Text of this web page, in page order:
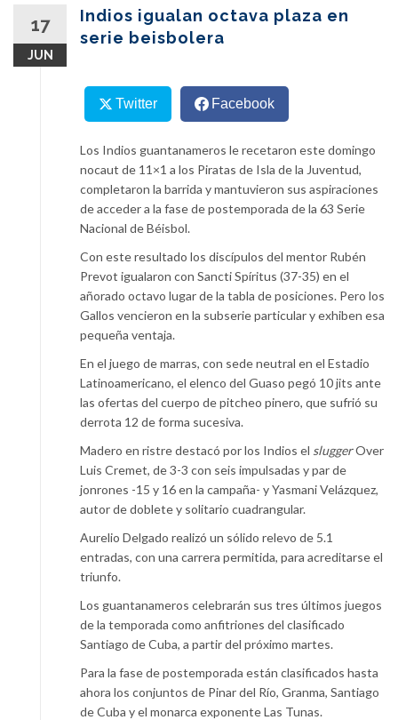
17
JUN
Indios igualan octava plaza en
serie beisbolera
Twitter Facebook
Los Indios guantanameros le recetaron este domingo
nocaut de 11×1 a los Piratas de Isla de la Juventud,
completaron la barrida y mantuvieron sus aspiraciones
de acceder a la fase de postemporada de la 63 Serie
Nacional de Béisbol.
Con este resultado los discípulos del mentor Rubén
Prevot igualaron con Sancti Spíritus (37-35) en el
añorado octavo lugar de la tabla de posiciones. Pero los
Gallos vencieron en la subserie particular y exhiben esa
pequeña ventaja.
En el juego de marras, con sede neutral en el Estadio
Latinoamericano, el elenco del Guaso pegó 10 jits ante
las ofertas del cuerpo de pitcheo pinero, que sufrió su
derrota 12 de forma sucesiva.
Madero en ristre destacó por los Indios el sluggerOver
Luis Cremet, de 3-3 con seis impulsadas y par de
jonrones -15 y 16 en la campaña- y Yasmani Velázquez,
autor de doblete y solitario cuadrangular.
Aurelio Delgado realizó un sólido relevo de 5.1
entradas, con una carrera permitida, para acreditarse el
triunfo.
Los guantanameros celebrarán sus tres últimos juegos
de la temporada como anfitriones del clasificado
Santiago de Cuba, a partir del próximo martes.
Para la fase de postemporada están clasificados hasta
ahora los conjuntos de Pinar del Río, Granma, Santiago
de Cuba y el monarca exponente Las Tunas.